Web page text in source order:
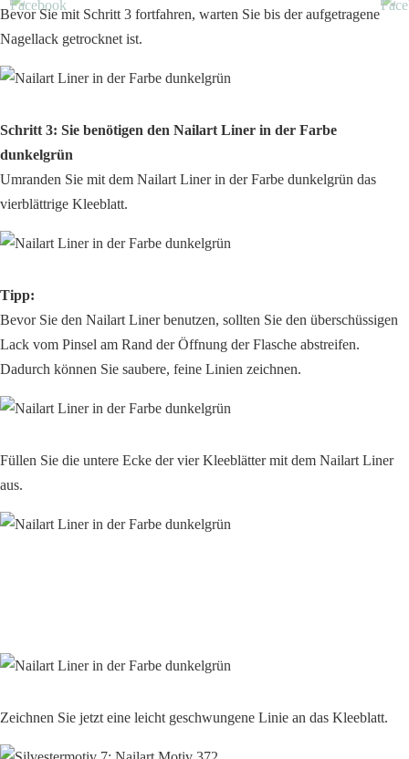
Bevor Sie mit Schritt 3 fortfahren, warten Sie bis der aufgetragene
Nagellack getrocknet ist.
Schritt 3: Sie benötigen den Nailart Liner in der Farbe
dunkelgrün
Umranden Sie mit dem Nailart Liner in der Farbe dunkelgrün das
vierblättrige Kleeblatt.
Tipp:
Bevor Sie den Nailart Liner benutzen, sollten Sie den überschüssigen
Lack vom Pinsel am Rand der Öffnung der Flasche abstreifen.
Dadurch können Sie saubere, feine Linien zeichnen.
Füllen Sie die untere Ecke der vier Kleeblätter mit dem Nailart Liner
aus.
Zeichnen Sie jetzt eine leicht geschwungene Linie an das Kleeblatt.